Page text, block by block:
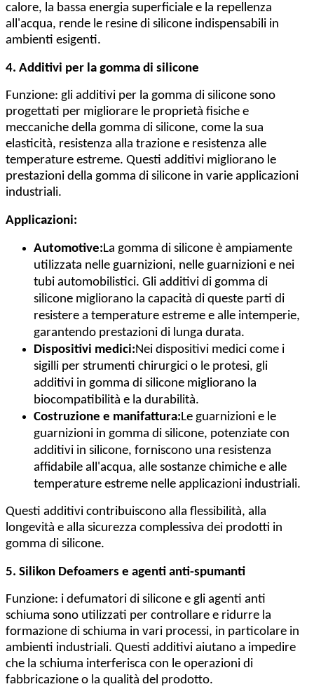
calore, la bassa energia superficiale e la repellenza
all'acqua, rende le resine di silicone indispensabili in
ambienti esigenti.
4. Additivi per la gomma di silicone
Funzione: gli additivi per la gomma di silicone sono
progettati per migliorare le proprietà fisiche e
meccaniche della gomma di silicone, come la sua
elasticità, resistenza alla trazione e resistenza alle
temperature estreme. Questi additivi migliorano le
prestazioni della gomma di silicone in varie applicazioni
industriali.
Applicazioni:
Automotive:La gomma di silicone è ampiamente
utilizzata nelle guarnizioni, nelle guarnizioni e nei
tubi automobilistici. Gli additivi di gomma di
silicone migliorano la capacità di queste parti di
resistere a temperature estreme e alle intemperie,
garantendo prestazioni di lunga durata.
Dispositivi medici:Nei dispositivi medici come i
sigilli per strumenti chirurgici o le protesi, gli
additivi in gomma di silicone migliorano la
biocompatibilità e la durabilità.
Costruzione e manifattura:Le guarnizioni e le
guarnizioni in gomma di silicone, potenziate con
additivi in silicone, forniscono una resistenza
affidabile all'acqua, alle sostanze chimiche e alle
temperature estreme nelle applicazioni industriali.
Questi additivi contribuiscono alla flessibilità, alla
longevità e alla sicurezza complessiva dei prodotti in
gomma di silicone.
5. Silikon Defoamers e agenti anti-spumanti
Funzione: i defumatori di silicone e gli agenti anti
schiuma sono utilizzati per controllare e ridurre la
formazione di schiuma in vari processi, in particolare in
ambienti industriali. Questi additivi aiutano a impedire
che la schiuma interferisca con le operazioni di
fabbricazione o la qualità del prodotto.